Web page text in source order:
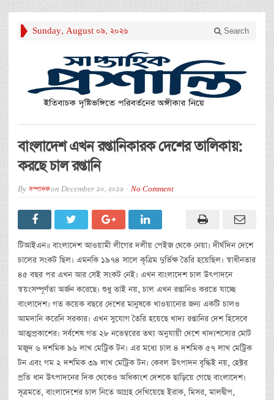
Sunday, August 09, 2026 Search
বাংলাদেশ এখন রপ্তানিকারক দেশের তালিকায়:
করছে চাল রপ্তানি
By সম্পাদকon December 10, 2016 No Comment
টিআইএন॥ বাংলাদেশ আওয়ামী লীগের দলীয় পেইজ থেকে নেয়া। দীর্ঘদিন দেশে
চালের সংকট ছিল। এমনকি ১৯৭৪ সালে কৃত্রিম দুর্ভিক্ষ তৈরি হয়েছিল। স্বাধীনতার
৪৫ বছর পর এখন আর সেই সংকট নেই। এখন বাংলাদেশ চাল উৎপাদনে
স্বয়ংসম্পূর্ণতা অর্জন করেছে। শুধু তাই নয়, চাল এখন রপ্তানিও করতে যাচ্ছে
বাংলাদেশ। গত কয়েক বছরে দেশের মানুষকে খাওয়ানোর জন্য একটি চালও
আমদানি করেনি সরকার। এখন সুযোগ তৈরি হয়েছে খাদ্য রপ্তানির দেশ হিসেবে
আত্মপ্রকাশের। সর্বশেষ গত ২৮ নভেম্বরের তথ্য অনুযায়ী দেশে খাদ্যশস্যের মোট
মজুদ ৬ দশমিক ৯৬ লাখ মেট্রিক টন। এর মধ্যে চাল ৪ দশমিক ৫৭ লাখ মেট্রিক
টন এবং গম ২ দশমিক ৩৯ লাখ মেট্রিক টন। কেবল উৎপাদন বৃদ্ধিই নয়, হেক্টর
প্রতি ধান উৎপাদনের দিক থেকেও অধিকাংশ দেশকে ছাড়িয়ে গেছে বাংলাদেশ।
সূত্রমতে, বাংলাদেশের চাল নিতে আগ্রহ দেখিয়েছে ইরাক, মিসর, মালদ্বীপ,